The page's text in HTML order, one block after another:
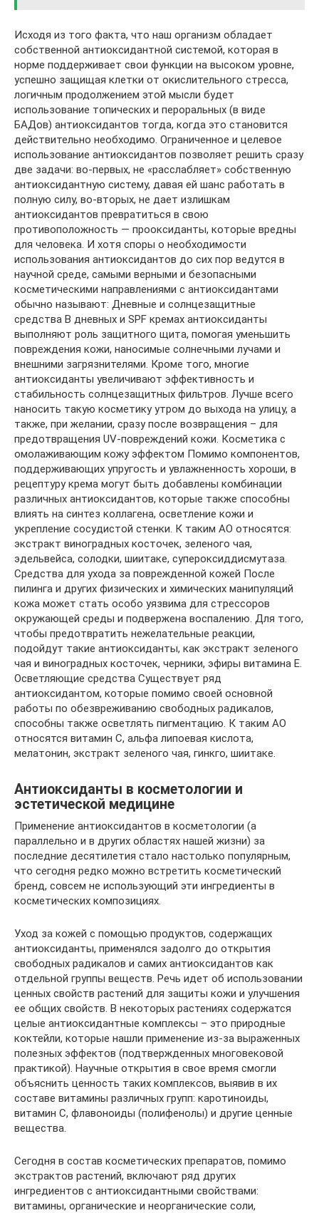
Исходя из того факта, что наш организм обладает
собственной антиоксидантной системой, которая в
норме поддерживает свои функции на высоком уровне,
успешно защищая клетки от окислительного стресса,
логичным продолжением этой мысли будет
использование топических и пероральных (в виде
БАДов) антиоксидантов тогда, когда это становится
действительно необходимо. Ограниченное и целевое
использование антиоксидантов позволяет решить сразу
две задачи: во-первых, не «расслабляет» собственную
антиоксидантную систему, давая ей шанс работать в
полную силу, во-вторых, не дает излишкам
антиоксидантов превратиться в свою
противоположность — прооксиданты, которые вредны
для человека. И хотя споры о необходимости
использования антиоксидантов до сих пор ведутся в
научной среде, самыми верными и безопасными
косметическими направлениями с антиоксидантами
обычно называют: Дневные и солнцезащитные
средства В дневных и SPF кремах антиоксиданты
выполняют роль защитного щита, помогая уменьшить
повреждения кожи, наносимые солнечными лучами и
внешними загрязнителями. Кроме того, многие
антиоксиданты увеличивают эффективность и
стабильность солнцезащитных фильтров. Лучше всего
наносить такую косметику утром до выхода на улицу, а
также, при желании, сразу после возвращения – для
предотвращения UV-повреждений кожи. Косметика с
омолаживающим кожу эффектом Помимо компонентов,
поддерживающих упругость и увлажненность хороши, в
рецептуру крема могут быть добавлены комбинации
различных антиоксидантов, которые также способны
влиять на синтез коллагена, осветление кожи и
укрепление сосудистой стенки. К таким АО относятся:
экстракт виноградных косточек, зеленого чая,
эдельвейса, солодки, шиитаке, супероксиддисмутаза.
Средства для ухода за поврежденной кожей После
пилинга и других физических и химических манипуляций
кожа может стать особо уязвима для стрессоров
окружающей среды и подвержена воспалению. Для того,
чтобы предотвратить нежелательные реакции,
подойдут такие антиоксиданты, как экстракт зеленого
чая и виноградных косточек, черники, эфиры витамина Е.
Осветляющие средства Существует ряд
антиоксидантом, которые помимо своей основной
работы по обезвреживанию свободных радикалов,
способны также осветлять пигментацию. К таким АО
относятся витамин С, альфа липоевая кислота,
мелатонин, экстракт зеленого чая, гинкго, шиитаке.
Антиоксиданты в косметологии и
эстетической медицине
Применение антиоксидантов в косметологии (а
параллельно и в других областях нашей жизни) за
последние десятилетия стало настолько популярным,
что сегодня редко можно встретить косметический
бренд, совсем не использующий эти ингредиенты в
косметических композициях.
Уход за кожей с помощью продуктов, содержащих
антиоксиданты, применялся задолго до открытия
свободных радикалов и самих антиоксидантов как
отдельной группы веществ. Речь идет об использовании
ценных свойств растений для защиты кожи и улучшения
ее общих свойств. В некоторых растениях содержатся
целые антиоксидантные комплексы – это природные
коктейли, которые нашли применение из-за выраженных
полезных эффектов (подтвержденных многовековой
практикой). Научные открытия в свое время смогли
объяснить ценность таких комплексов, выявив в их
составе витамины различных групп: каротиноиды,
витамин С, флавоноиды (полифенолы) и другие ценные
вещества.
Сегодня в состав косметических препаратов, помимо
экстрактов растений, включают ряд других
ингредиентов с антиоксидантными свойствами:
витамины, органические и неорганические соли,